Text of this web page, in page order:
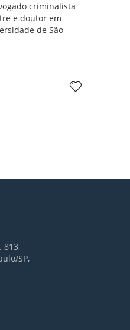
criminalista
e doutor em
de São
813,
SP,